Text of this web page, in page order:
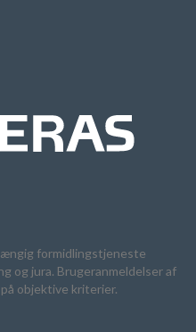
formidlingstjeneste
og jura. Brugeranmeldelser af
objektive kriterier.